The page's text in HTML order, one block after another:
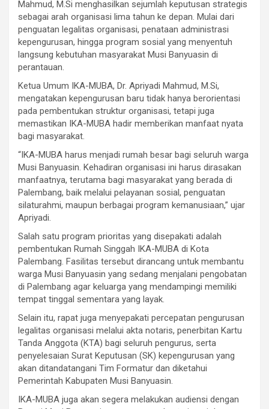
Mahmud, M.Si menghasilkan sejumlah keputusan strategis
sebagai arah organisasi lima tahun ke depan. Mulai dari
penguatan legalitas organisasi, penataan administrasi
kepengurusan, hingga program sosial yang menyentuh
langsung kebutuhan masyarakat Musi Banyuasin di
perantauan.
Ketua Umum IKA-MUBA, Dr. Apriyadi Mahmud, M.Si,
mengatakan kepengurusan baru tidak hanya berorientasi
pada pembentukan struktur organisasi, tetapi juga
memastikan IKA-MUBA hadir memberikan manfaat nyata
bagi masyarakat.
“IKA-MUBA harus menjadi rumah besar bagi seluruh warga
Musi Banyuasin. Kehadiran organisasi ini harus dirasakan
manfaatnya, terutama bagi masyarakat yang berada di
Palembang, baik melalui pelayanan sosial, penguatan
silaturahmi, maupun berbagai program kemanusiaan,” ujar
Apriyadi.
Salah satu program prioritas yang disepakati adalah
pembentukan Rumah Singgah IKA-MUBA di Kota
Palembang. Fasilitas tersebut dirancang untuk membantu
warga Musi Banyuasin yang sedang menjalani pengobatan
di Palembang agar keluarga yang mendampingi memiliki
tempat tinggal sementara yang layak.
Selain itu, rapat juga menyepakati percepatan pengurusan
legalitas organisasi melalui akta notaris, penerbitan Kartu
Tanda Anggota (KTA) bagi seluruh pengurus, serta
penyelesaian Surat Keputusan (SK) kepengurusan yang
akan ditandatangani Tim Formatur dan diketahui
Pemerintah Kabupaten Musi Banyuasin.
IKA-MUBA juga akan segera melakukan audiensi dengan